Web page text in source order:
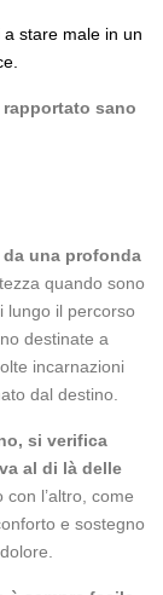
stare male in un
sano
da una profonda
quando sono
lungo il percorso
destinate a
incarnazioni
dal destino.
si verifica
al di là delle
con l’altro, come
e sostegno